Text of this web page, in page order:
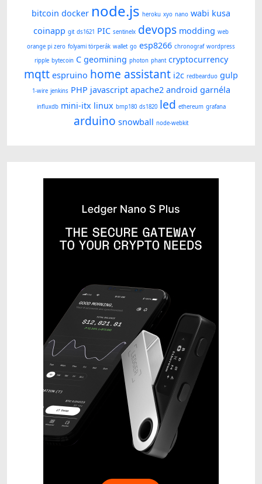
bitcoin docker node.js heroku xyo nano wabi kusa
coinapp git ds1621 PIC sentinelx devops modding web
orange pi zero folyami törperák wallet go esp8266 chronograf wordpress
ripple bytecoin C geomining photon phant cryptocurrency
mqtt espruino home assistant i2c redbearduo gulp
1-wire jenkins PHP javascript apache2 android garnéla
influxdb mini-itx linux bmp180 ds1820 led ethereum grafana
arduino snowball node-webkit